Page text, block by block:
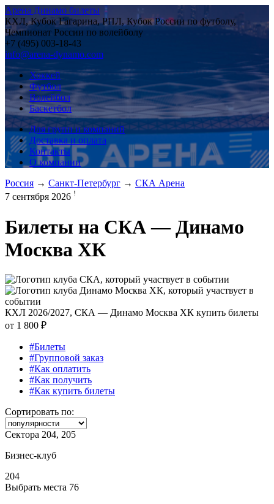
Арена Динамо билеты
КХЛ, Кубок Гагарина, РПЛ, Кубок России по футболу,
Чемпионат России по волейболу
+7 (495) 003-18-43
info@arena-dynamo.com
Хоккей
Футбол
Волейбол
Баскетбол
Для групп и компаний
Доставка и оплата
Контакты
О компании
Россия → Санкт-Петербург → СКА Арена
7 сентября 2026 !
Билеты на СКА — Динамо
Москва ХК
КХЛ 2026/2027, СКА — Динамо Москва ХК купить билеты
от 1 800 ₽
#Билеты
#Групповой заказ
#Как оплатить
#Как получить
#Как купить билеты
Сортировать по:
Сектора 204, 205
Бизнес-клуб
204
Выбрать места 76